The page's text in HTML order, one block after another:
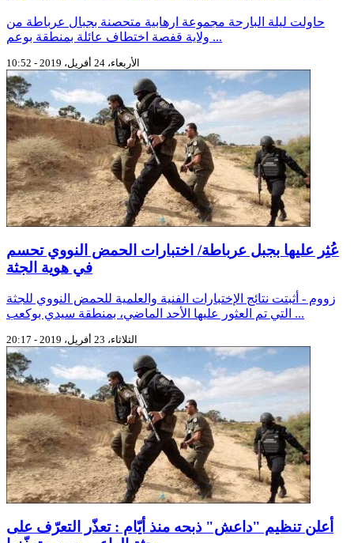
حاولت ليلة البارحة مجموعة ارهابية متحصنة بجبال عرباطة من
ولاية قفصة اختطاف عائلة بمنطقة بوعم ...
الأربعاء، 24 أفريل، 2019 - 10:52
عُثِر عليها بجبل عرباطة/ اختبارات الحمض النووي تحسم
في هوية الجثة
زووم - أثبتت نتائج الإختبارات الفنية والعلمية للحمض النووي للجثة
التي تم العثور عليها الأحد الماضي، بمنطقة سيدي بوكعب ...
الثلاثاء، 23 أفريل، 2019 - 20:17
أعلن تنظيم "داعش" ذبحه منذ أيّام : تعذّر التعرّف على